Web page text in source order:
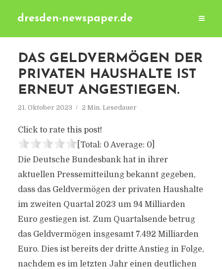
dresden-newspaper.de
DAS GELDVERMÖGEN DER
PRIVATEN HAUSHALTE IST
ERNEUT ANGESTIEGEN.
21. Oktober 2023 2 Min. Lesedauer
Click to rate this post!
[Total: 0 Average: 0]
Die Deutsche Bundesbank hat in ihrer
aktuellen Pressemitteilung bekannt gegeben,
dass das Geldvermögen der privaten Haushalte
im zweiten Quartal 2023 um 94 Milliarden
Euro gestiegen ist. Zum Quartalsende betrug
das Geldvermögen insgesamt 7.492 Milliarden
Euro. Dies ist bereits der dritte Anstieg in Folge,
nachdem es im letzten Jahr einen deutlichen